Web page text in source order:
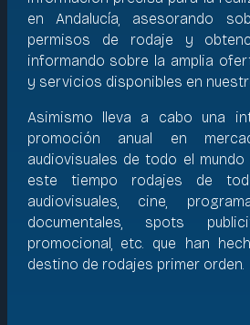
en Andalucía, asesorando
permisos de rodaje y
informando sobre la amplia
y servicios disponibles en
Asimismo lleva a cabo una
promoción anual en
audiovisuales de todo el
este tiempo rodajes de
audiovisuales, cine,
documentales, spots
promocional, etc. que han
destino de rodajes primer orden.